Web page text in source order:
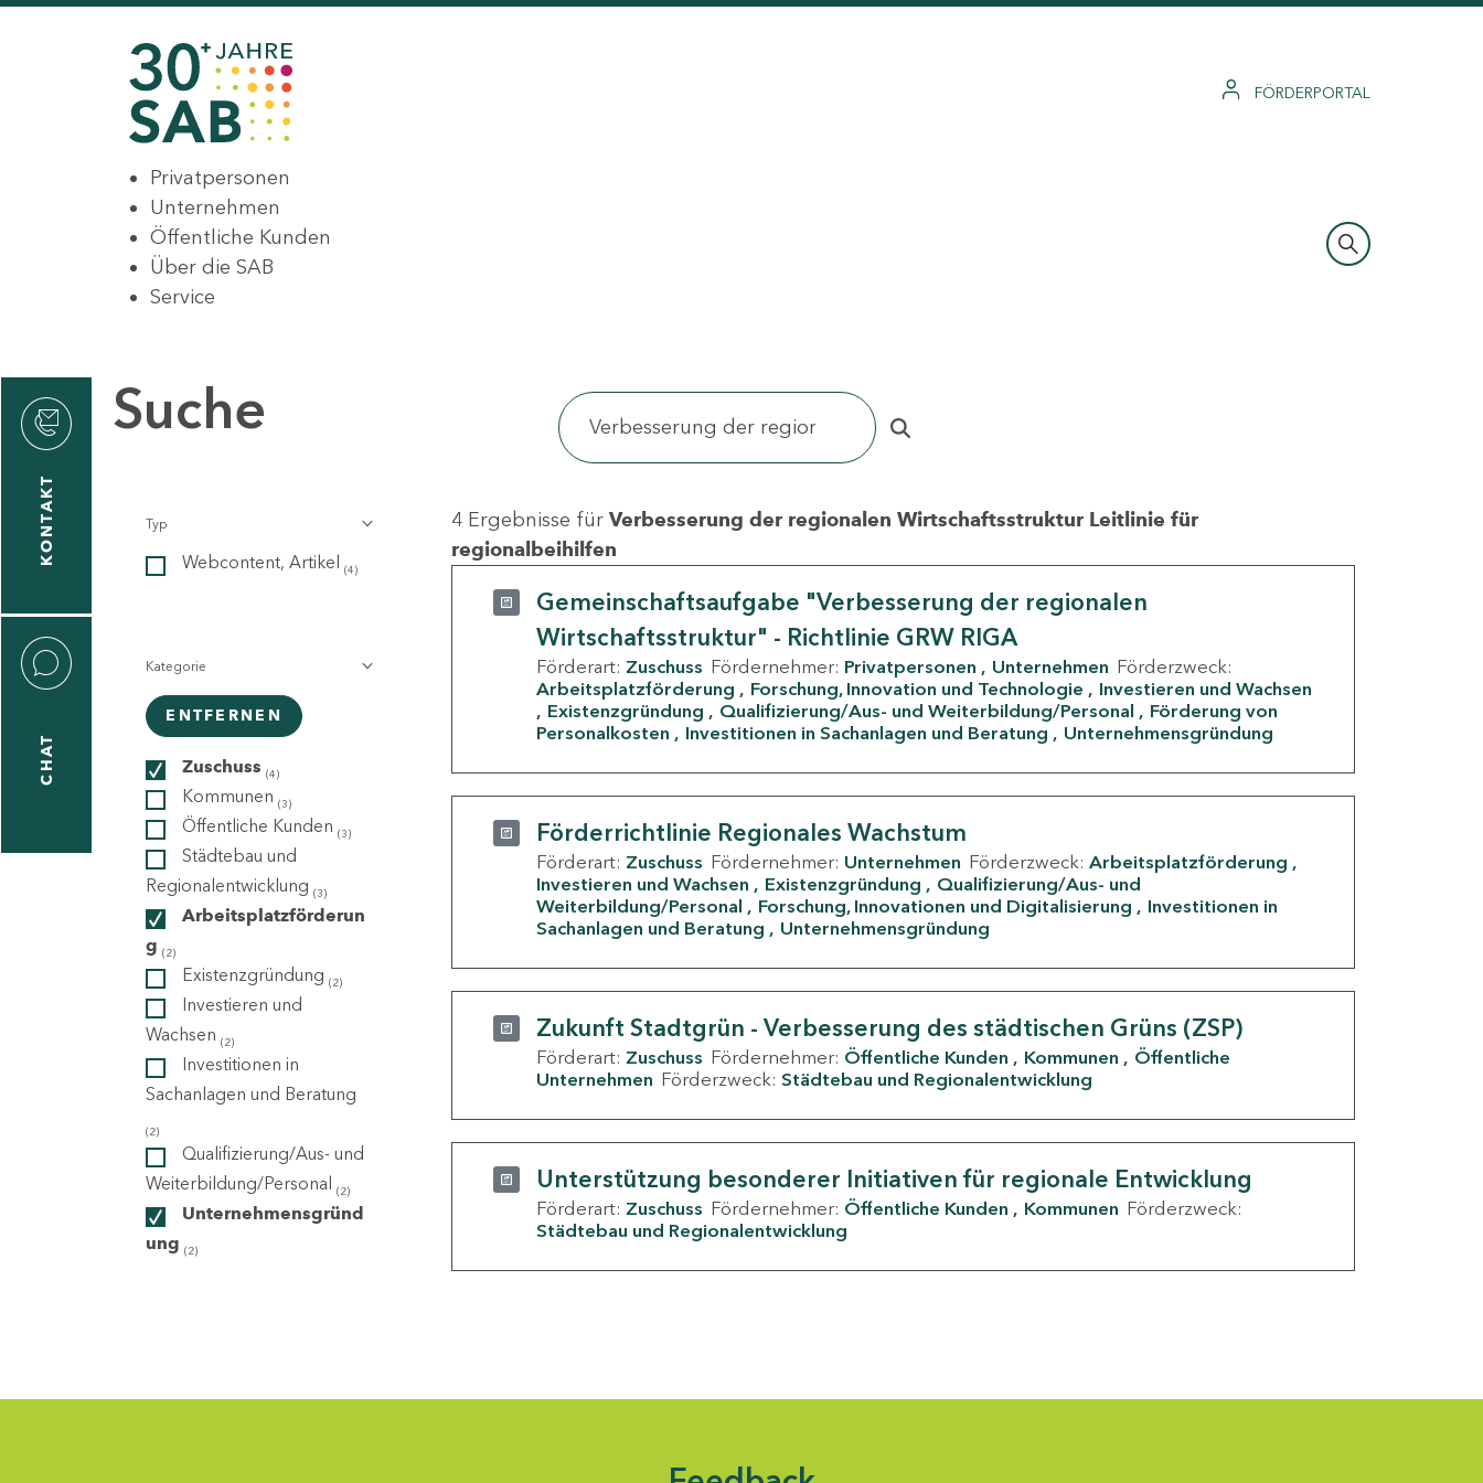
FÖRDERPORTAL
Privatpersonen
Unternehmen
Öffentliche Kunden
Über die SAB
Service
KONTAKT
CHAT
Suche
Typ
Webcontent, Artikel (4)
Kategorie
ENTFERNEN
Zuschuss (4)
Kommunen (3)
Öffentliche Kunden (3)
Städtebau und
Regionalentwicklung (3)
Arbeitsplatzförderun
g (2)
Existenzgründung (2)
Investieren und
Wachsen (2)
Investitionen in
Sachanlagen und Beratung
(2)
Qualifizierung/Aus- und
Weiterbildung/Personal (2)
Unternehmensgründ
ung (2)
4 Ergebnisse für Verbesserung der regionalen Wirtschaftsstruktur Leitlinie für
regionalbeihilfen
Gemeinschaftsaufgabe "Verbesserung der regionalen
Wirtschaftsstruktur" - Richtlinie GRW RIGA
Förderart: Zuschuss Fördernehmer: Privatpersonen Unternehmen Förderzweck:
Arbeitsplatzförderung
Forschung, Innovation und Technologie
Investieren und Wachsen
Existenzgründung
Qualifizierung/Aus- und Weiterbildung/Personal
Förderung von
Personalkosten
Investitionen in Sachanlagen und Beratung Unternehmensgründung
Förderrichtlinie Regionales Wachstum
Förderart: Zuschuss Fördernehmer: Unternehmen Förderzweck: Arbeitsplatzförderung
Investieren und Wachsen
Existenzgründung
Qualifizierung/Aus- und
Weiterbildung/Personal
Forschung, Innovationen und Digitalisierung
Investitionen in
Sachanlagen und Beratung
Unternehmensgründung
Zukunft Stadtgrün - Verbesserung des städtischen Grüns (ZSP)
Förderart: Zuschuss Fördernehmer: Öffentliche Kunden Kommunen
Öffentliche
Unternehmen Förderzweck: Städtebau und Regionalentwicklung
Unterstützung besonderer Initiativen für regionale Entwicklung
Förderart: Zuschuss Fördernehmer: Öffentliche Kunden Kommunen Förderzweck:
Städtebau und Regionalentwicklung